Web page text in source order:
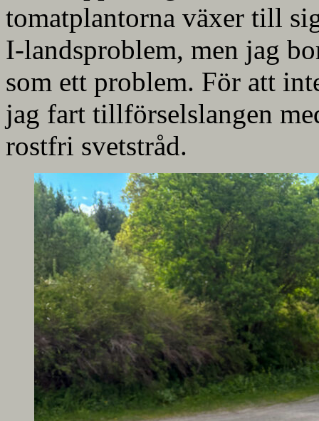
tomatplantorna växer till
I-landsproblem, men jag
som ett problem. För att
jag fart tillförselslangen
rostfri svetstråd.